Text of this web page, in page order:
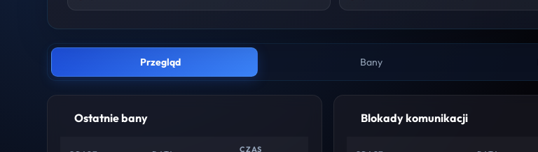
Przegląd Bany
Ostatnie bany
CZAS
Blokady komunikacji